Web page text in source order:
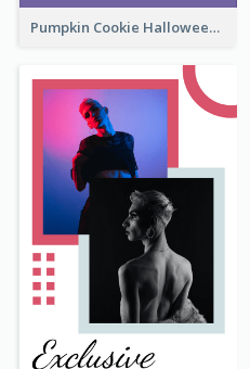
Pumpkin Cookie Halloween Promote Instagram Story